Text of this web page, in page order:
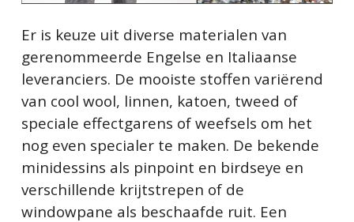
Er is keuze uit diverse materialen van
gerenommeerde Engelse en Italiaanse
leveranciers. De mooiste stoffen variërend
van cool wool, linnen, katoen, tweed of
speciale effectgarens of weefsels om het
nog even specialer te maken. De bekende
minidessins als pinpoint en birdseye en
verschillende krijtstrepen of de
windowpane als beschaafde ruit. Een